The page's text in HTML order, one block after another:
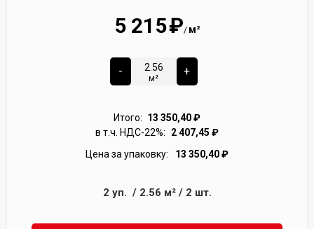
5 215₽/ м²
-
м²
+
Итого: 13 350,40₽
в т.ч. НДС-22%:
2 407,45 ₽
Цена за упаковку:
13 350,40₽
2 уп. / 2.56 м²/ 2 шт.